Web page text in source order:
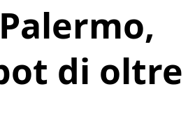
di oltre